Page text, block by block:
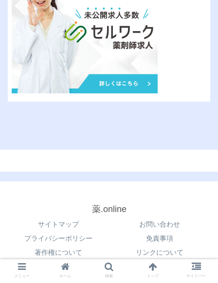
薬.online
サイトマップ
お問い合わせ
プライバシーポリシー
免責事項
著作権について
リンクについて
© 2021 薬.online.
メニュー ホーム 検索 トップ サイドバー